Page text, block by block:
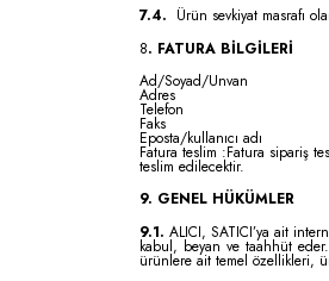
7.4. Ürün sevkiyat masrafı
8. FATURA BİLGİLERİ
Ad/Soyad/Unvan
Adres
Telefon
Faks
Eposta/kullanıcı adı
Fatura teslim :Fatura sipariş
teslim edilecektir.
9. GENEL HÜKÜMLER
9.1. ALICI, SATICI’ya ait
kabul, beyan ve taahhüt
ürünlere ait temel özellikleri,